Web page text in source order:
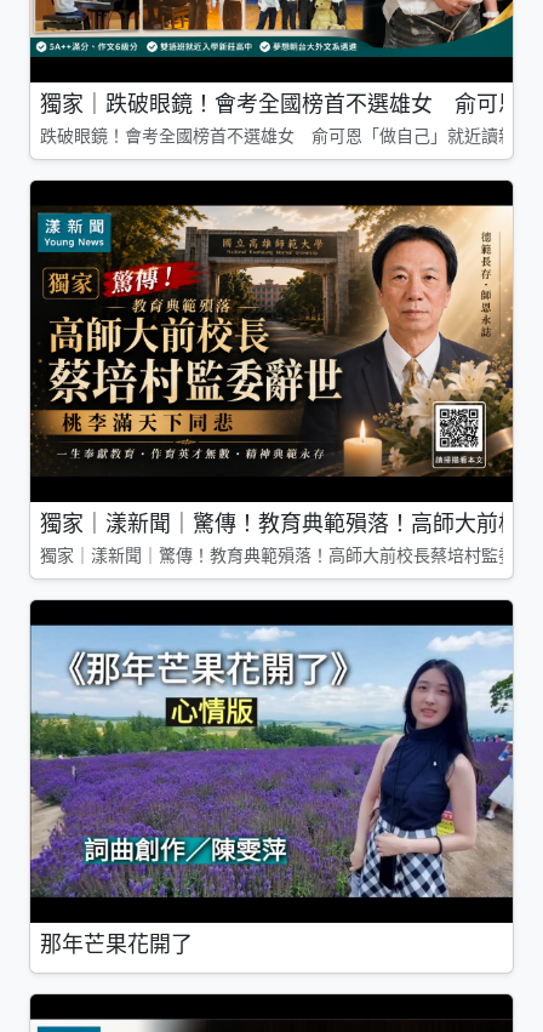
獨家｜跌破眼鏡！會考全國榜首不選雄女 俞可恩
跌破眼鏡！會考全國榜首不選雄女 俞可恩「做自己」就近讀新莊
獨家｜漾新聞｜驚傳！教育典範殞落！高師大前校
獨家｜漾新聞｜驚傳！教育典範殞落！高師大前校長蔡培村監委
那年芒果花開了